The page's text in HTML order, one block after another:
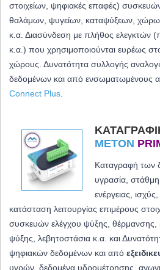
στοιχείων, ψηφιακές επαφές)
θαλάμων, ψυγείων, καταψύξεων,
κ.α. Διασύνδεση με πλήθος ελεγκτών
κ.α.) που χρησιμοποιούνται ευρέως
χώρους. Δυνατότητα συλλογής
δεδομένων και από ενσωματωμένους
Connect Plus
METON
Καταγραφή των
υγρασία,
ενέργειας,
κατάσταση λειτουργίας επιμέρους
συσκευών ελέγχου ψύξης, θέρμανσης,
ψύξης, λεβητοστάσια κ.α. και
ψηφιακών δεδομένων και από
υγρών, δεδομένα υδρομέτρησης,